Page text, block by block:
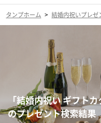
タンプホーム > 結婚内祝いプレゼ
「結婚内祝い ギフト
のプレゼント検索結果